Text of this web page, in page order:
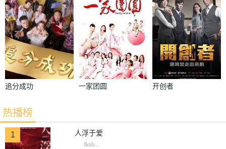
追分成功 一家团圆 开创者
热播榜
1 人浮于爱
&nb...